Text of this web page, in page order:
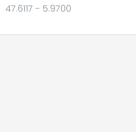
47.6117 - 5.9700